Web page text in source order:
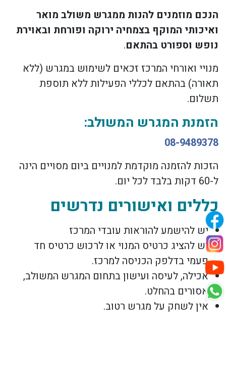
הנכם מוזמנים להנות ממגרש משולב מואר
ואיכותי המוקף בצמחיה ירוקה ופורחת ובאוירת
נופש וספורט בהתאם.
מנויי ואורחי המרכז זכאים לשימוש במגרש (ללא
תאורה) בהתאם לכללי הפעילות ללא תוספת
תשלום.
הזמנת המגרש המשולב:
08-9489378
הזכות להזמנה מוקדמת למנויים ביום מסויים הינה
ל-60 דקות בלבד לכל יום.
כללים ואישורים נדרשים
יש להישמע להוראות עובדי המרכז
יש להציג כרטיס המנוי או לרכוש כרטיס חד
פעמי בדלפק הכניסה למרכז.
אכילה, לעיסה ועישון בתחום המגרש המשולב,
אסורים בהחלט.
אין לשחק על מגרש רטוב.